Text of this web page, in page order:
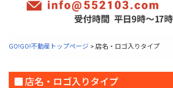
GO!GO!不動産トップページ > 店名・ロゴ入りタイプ
店名・ロゴ入りタイプ